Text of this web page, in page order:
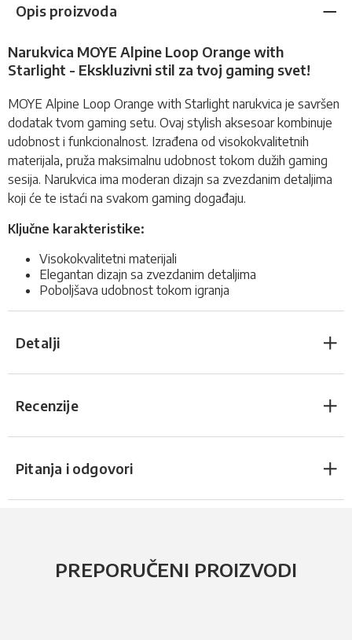
Opis proizvoda
Narukvica MOYE Alpine Loop Orange with
Starlight - Ekskluzivni stil za tvoj gaming svet!
MOYE Alpine Loop Orange with Starlight narukvica je savršen
dodatak tvom gaming setu. Ovaj stylish aksesoar kombinuje
udobnost i funkcionalnost. Izrađena od visokokvalitetnih
materijala, pruža maksimalnu udobnost tokom dužih gaming
sesija. Narukvica ima moderan dizajn sa zvezdanim detaljima
koji će te istaći na svakom gaming događaju.
Ključne karakteristike:
Visokokvalitetni materijali
Elegantan dizajn sa zvezdanim detaljima
Poboljšava udobnost tokom igranja
Detalji
Recenzije
Pitanja i odgovori
PREPORUČENI PROIZVODI